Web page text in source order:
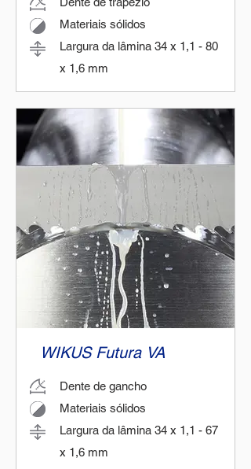
WIKUS Futura VA
Materiais sólidos
Largura da lâmina 34 x 1,1 - 80
x 1,6 mm
Dente de gancho
Materiais sólidos
Largura da lâmina 34 x 1,1 - 67
x 1,6 mm